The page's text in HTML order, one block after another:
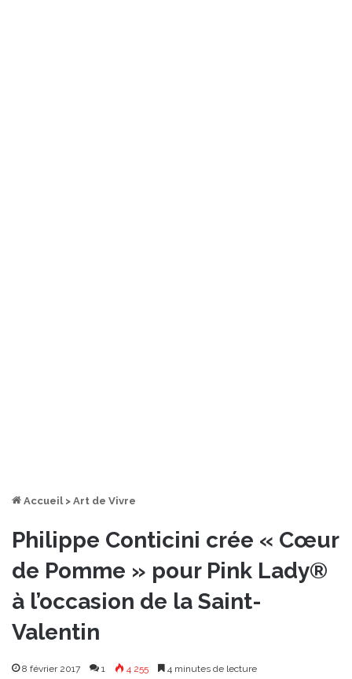
Accueil > Art de Vivre
Philippe Conticini crée « Cœur
de Pomme » pour Pink Lady®
à l’occasion de la Saint-
Valentin
8 février 2017 1 4 255 4 minutes de lecture